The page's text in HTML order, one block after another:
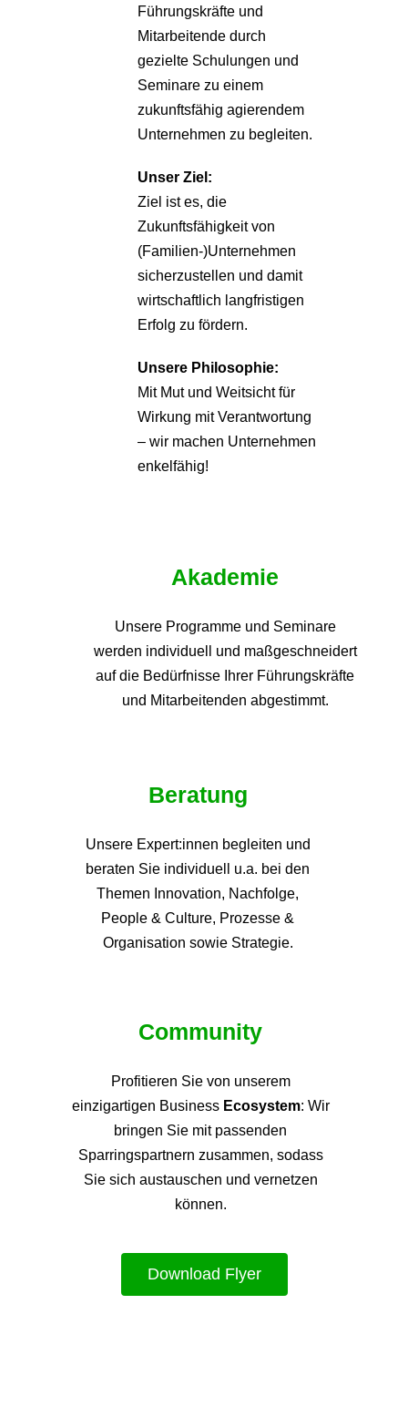
Führungskräfte und
Mitarbeitende durch
gezielte Schulungen und
Seminare zu einem
zukunftsfähig agierendem
Unternehmen zu begleiten.
Unser Ziel:
Ziel ist es, die
Zukunftsfähigkeit von
(Familien-)Unternehmen
sicherzustellen und damit
wirtschaftlich langfristigen
Erfolg zu fördern.
Unsere Philosophie:
Mit Mut und Weitsicht für
Wirkung mit Verantwortung
– wir machen Unternehmen
enkelfähig!
Akademie
Unsere Programme und Seminare
werden individuell und maßgeschneidert
auf die Bedürfnisse Ihrer Führungskräfte
und Mitarbeitenden abgestimmt.
Beratung
Unsere Expert:innen begleiten und
beraten Sie individuell u.a. bei den
Themen Innovation, Nachfolge,
People & Culture, Prozesse &
Organisation sowie Strategie.
Community
Profitieren Sie von unserem
einzigartigen Business Ecosystem: Wir
bringen Sie mit passenden
Sparringspartnern zusammen, sodass
Sie sich austauschen und vernetzen
können.
Download Flyer